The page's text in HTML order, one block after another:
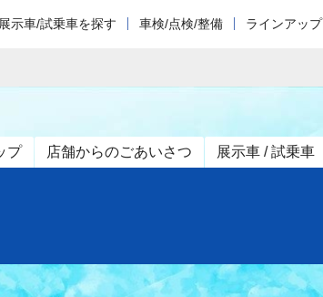
展示車/試乗車を探す 車検/点検/整備 ラインアップ
プ 店舗からのごあいさつ 展示車 / 試乗車